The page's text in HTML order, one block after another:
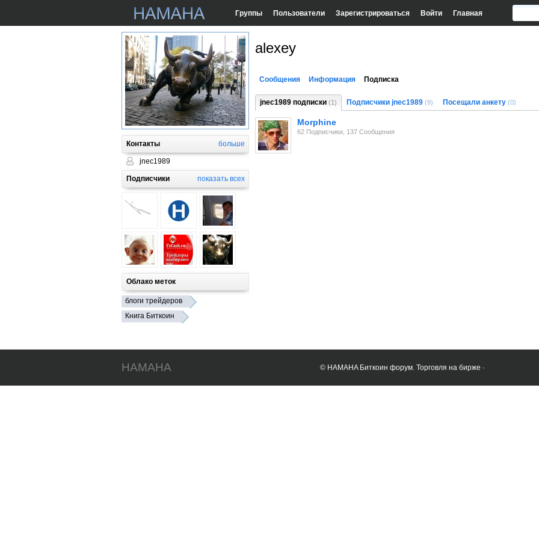
Группы Пользователи Зарегистрироваться Войти Главная
Контакты больше
jnec1989
Подписчики показать всех
Облако меток
блоги трейдеров
Книга Биткоин
alexey
Сообщения Информация Подписка
jnec1989 подписки (1) Подписчики jnec1989 (9) Посещали анкету (0)
Morphine
62 Подписчики, 137 Сообщения
HAMAHA © HAMAHA Биткоин форум. Торговля на бирже ·